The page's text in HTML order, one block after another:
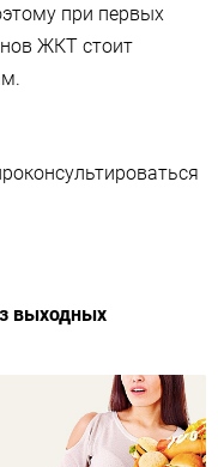
при первых
ЖКТ стоит
выходных